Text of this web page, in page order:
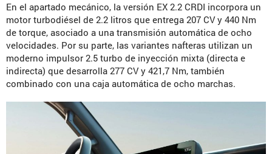
En el apartado mecánico, la versión EX 2.2 CRDI incorpora un
motor turbodiésel de 2.2 litros que entrega 207 CV y 440 Nm
de torque, asociado a una transmisión automática de ocho
velocidades. Por su parte, las variantes nafteras utilizan un
moderno impulsor 2.5 turbo de inyección mixta (directa e
indirecta) que desarrolla 277 CV y 421,7 Nm, también
combinado con una caja automática de ocho marchas.